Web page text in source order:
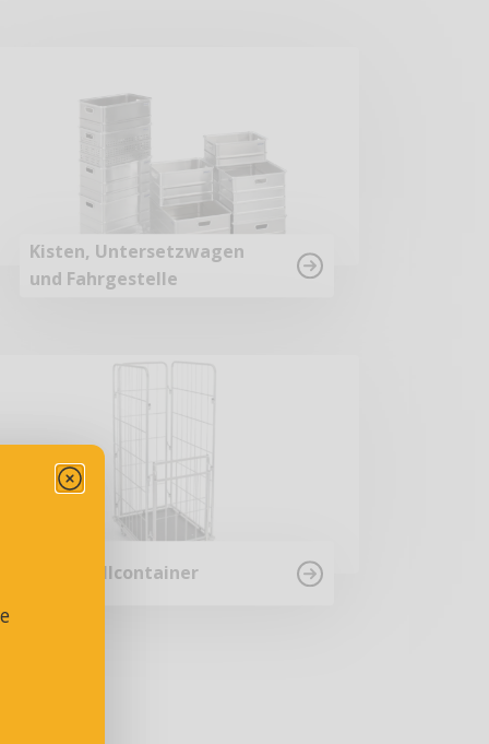
Kisten, Untersetzwagen
und Fahrgestelle
Gitterrollcontainer